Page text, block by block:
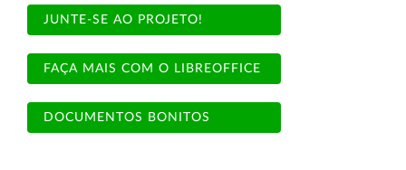
JUNTE-SE AO PROJETO!
FAÇA MAIS COM O LIBREOFFICE
DOCUMENTOS BONITOS